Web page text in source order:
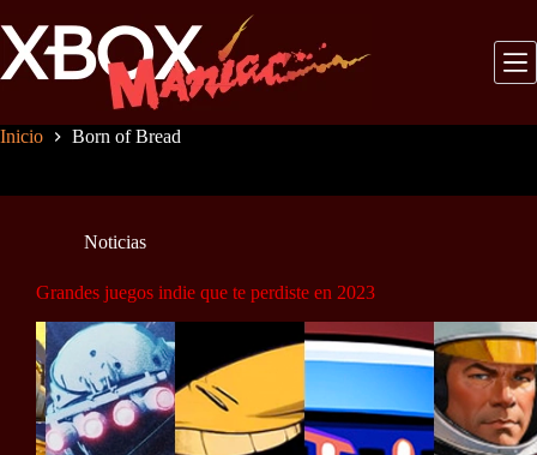
al
contenido
Inicio Born of Bread
Noticias
Grandes juegos indie que te perdiste en 2023